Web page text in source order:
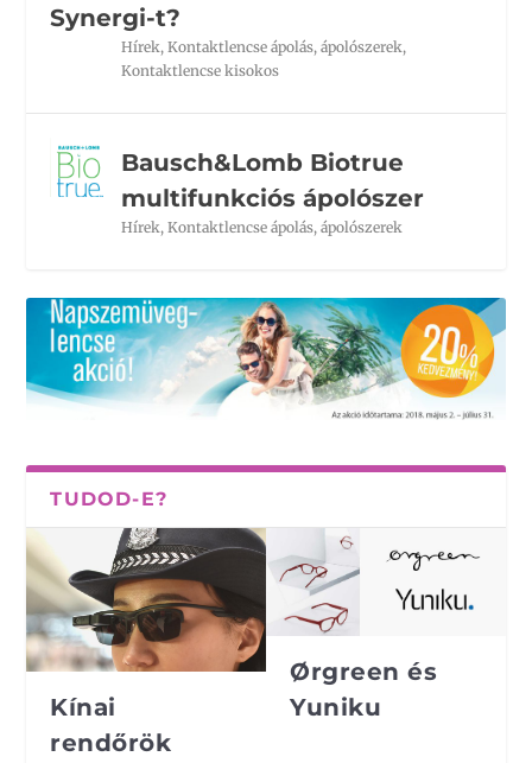
Synergi-t?
Hírek,Kontaktlencse ápolás, ápolószerek,
Kontaktlencse kisokos
Bausch&Lomb Biotrue
multifunkciós ápolószer
Hírek,Kontaktlencse ápolás, ápolószerek
TUDOD-E?
Kínai
rendőrök
Ørgreen és
Yuniku